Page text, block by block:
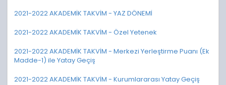
2021-2022 AKADEMİK TAKVİM - YAZ DÖNEMİ
2021-2022 AKADEMİK TAKVİM - Özel Yetenek
2021-2022 AKADEMİK TAKVİM - Merkezi Yerleştirme Puanı (Ek
Madde-1) ile Yatay Geçiş
2021-2022 AKADEMİK TAKVİM - Kurumlararası Yatay Geçiş